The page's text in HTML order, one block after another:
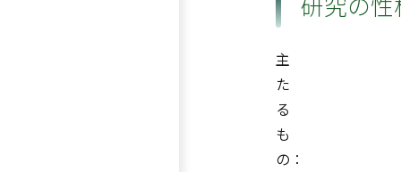
主
た
る
も
の：